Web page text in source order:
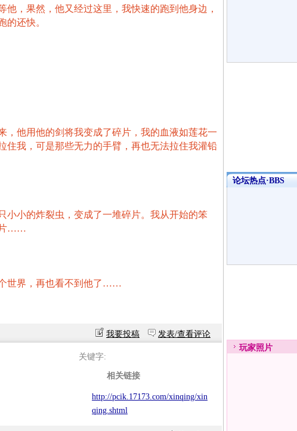
他，果然，他又经过这里，我快速的跑到他身边，
的还快。
，他用他的剑将我变成了碎片，我的血液如莲花一
住我，可是那些无力的手臂，再也无法拉住我灌铅
小的炸裂虫，变成了一堆碎片。我从开始的笨
……
世界，再也看不到他了……
我要投稿 发表/查看评论
关键字:
相关链接
http://pcik.17173.com/xinqing/xin
qing.shtml
论坛热点·BBS
玩家照片